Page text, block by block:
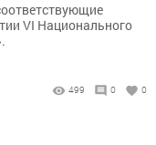
VI Национального
499 0 0